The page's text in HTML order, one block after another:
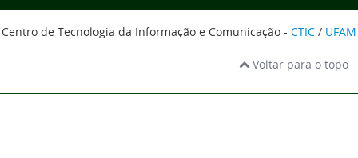
Centro de Tecnologia da Informação e Comunicação - CTIC / UFAM
Voltar para o topo